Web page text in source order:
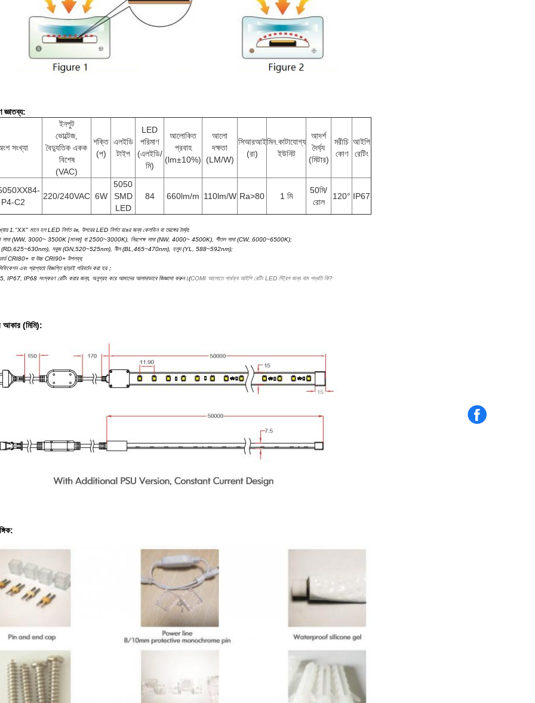
জ্ঞাতব্য:
সংখ্যা
ইনপুট
ভোল্টেজ,
বৈদ্যুতিক একক
বিশেষ
(VAC)
শক্তি
(প)
এলইডি
টাইপ
LED
পরিমাণ
(এলইডি/
মি)
আলোকিত
প্রবাহ
(lm±10%)
আলো
দক্ষতা
(LM/W)
সিআরআই
(রা)
মিন.কাটাযোগ্য
ইউনিট
আদর্শ
দৈর্ঘ্য
(মিটার)
মরীচি
কোণ
আইপি
রেটিং
P4-C2
220/240VAC 6W
5050
SMD
LED
84 660lm/m 110lm/W Ra>80 1 মি
50মি/
রোল
120° IP67
1."XX" মানে হল LED নির্গত রঙ, উপরের LED নির্গত রঙের জন্য কেলভিন বা তরঙ্গের দৈর্ঘ্য:
সাদা (WW, 3000~ 3500K [মানক] বা 2500~3000K), নিরপেক্ষ সাদা (NW, 4000~ 4500K), শীতল সাদা (CW, 6000~6500K);
(RD,625~630nm), সবুজ (GN,520~525nm), নীল (BL,465~470nm), হলুদ (YL, 588~592nm);
CRI80+ বা উচ্চ CRI90+ উপলব্ধ;
এবং প্রাপ্যতা বিজ্ঞপ্তি ছাড়াই পরিবর্তন করা হয়；
IP67, IP68 সংস্করণ রেটিং করার জন্য, অনুগ্রহ করে আমাদের আলাদাভাবে জিজ্ঞাসা করুন।(COMI আলোতে পার্থক্য আইপি রেটিং LED স্ট্রিপ জন্য নাম পদ্ধতি কি?
আকার (মিমি):